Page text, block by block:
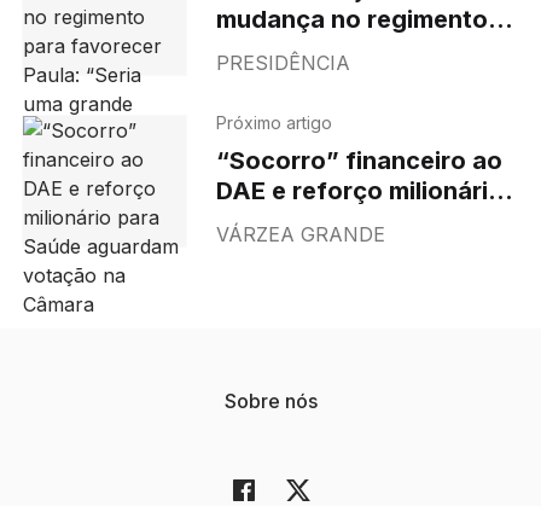
mudança no regimento
para favorecer Paula:
“Seria uma grande
contradição”
PRESIDÊNCIA
Próximo artigo
“Socorro” financeiro ao
DAE e reforço milionário
para Saúde aguardam
votação na Câmara
VÁRZEA GRANDE
Sobre nós